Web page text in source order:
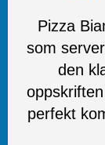
Pizza
som
den
perfekt